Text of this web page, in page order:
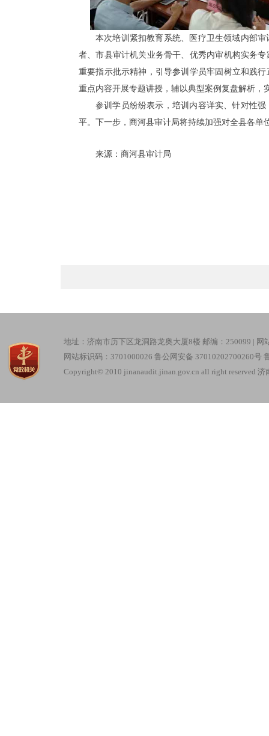
本次培训紧扣教育系统、医疗卫生领域内部
者、市县审计机关业务骨干、优秀内审机构实务
重要指示批示精神，引导参训学员牢固树立和践
重点内容开展专题讲授，辅以典型案例复盘解析
参训学员纷纷表示，培训内容详实、针对性
平。下一步，商河县审计局将持续加强对全县各
来源：商河县审计局
地址：济南市历下区龙洞路龙奥大厦8楼 邮编：250099 | 网
网站标识码：3701000026 鲁公网安备 37010202700260号
Copyright© 2010 jinanaudit.jinan.gov.cn all right reserved